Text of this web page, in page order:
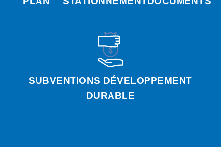
SUBVENTIONS DÉVELOPPEMENT
DURABLE